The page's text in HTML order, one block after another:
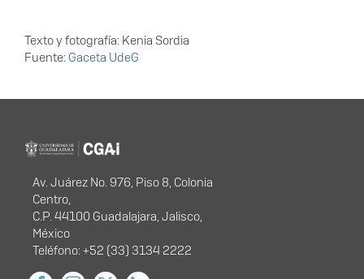
Texto y fotografía: Kenia Sordia
Fuente: Gaceta UdeG
Programa Institucional de
Información del
portal
Av. Juárez No. 976, Piso 8, Colonia
Centro,
C.P. 44100 Guadalajara, Jalisco,
México
Teléfono: +52 (33) 3134 2222